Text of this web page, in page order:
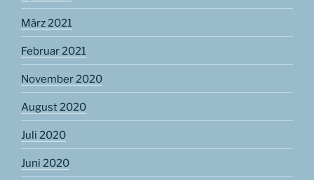
März 2021
Februar 2021
November 2020
August 2020
Juli 2020
Juni 2020